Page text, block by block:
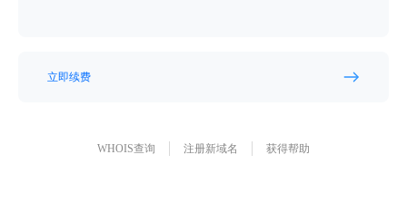
立即续费
WHOIS查询 注册新域名 获得帮助